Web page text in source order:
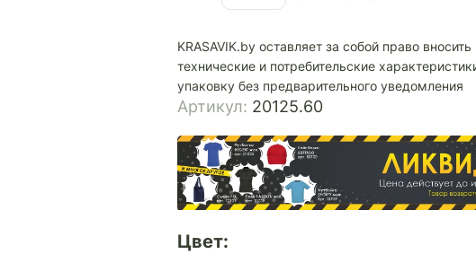
KRASAVIK.by оставляет за собой право
технические и потребительские
упаковку без предварительного уведомления
Артикул: 20125.60
Цвет: